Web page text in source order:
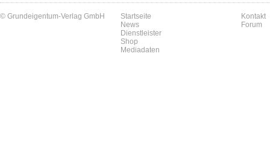
© Grundeigentum-Verlag GmbH
Startseite
News
Dienstleister
Shop
Mediadaten
Kontakt
Forum